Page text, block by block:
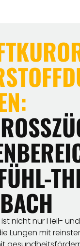
nicht nur Heil-
Lungen mit